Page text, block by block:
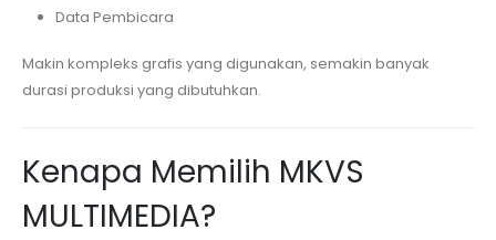
Data Pembicara
Makin kompleks grafis yang digunakan, semakin banyak
durasi produksi yang dibutuhkan.
Kenapa Memilih MKVS
MULTIMEDIA?